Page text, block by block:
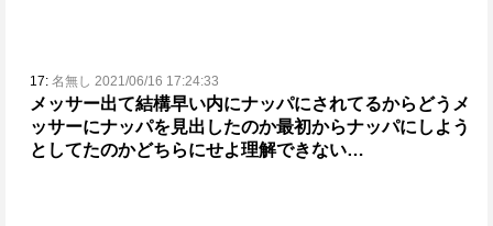
17: 名無し 2021/06/16 17:24:33
メッサー出て結構早い内にナッパにされてるから どうメ
ッサーにナッパを見出したのか最初からナッパにしよう
としてたのかどちらにせよ理解できない…